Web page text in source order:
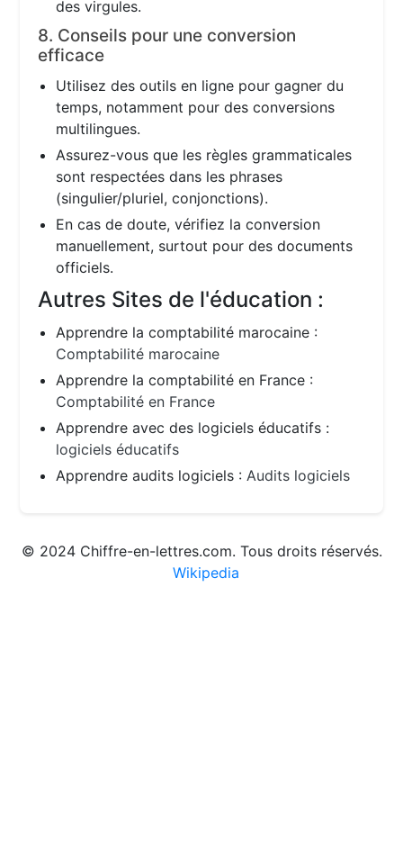
des virgules.
8. Conseils pour une conversion
efficace
Utilisez des outils en ligne pour gagner du
temps, notamment pour des conversions
multilingues.
Assurez-vous que les règles grammaticales
sont respectées dans les phrases
(singulier/pluriel, conjonctions).
En cas de doute, vérifiez la conversion
manuellement, surtout pour des documents
officiels.
Autres Sites de l'éducation :
Apprendre la comptabilité marocaine :
Comptabilité marocaine
Apprendre la comptabilité en France :
Comptabilité en France
Apprendre avec des logiciels éducatifs :
logiciels éducatifs
Apprendre audits logiciels :Audits logiciels
© 2024 Chiffre-en-lettres.com. Tous droits réservés.
Wikipedia